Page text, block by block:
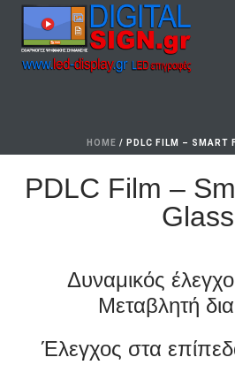
HOME / PDLC FILM – SMART
PDLC Film –
Glass
Δυναμικός
Μεταβλητή
Έλεγχος στα